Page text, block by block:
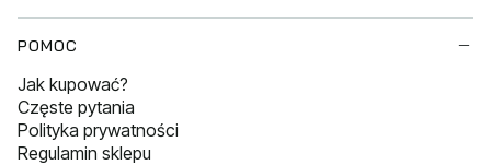
POMOC
Jak kupować?
Częste pytania
Polityka prywatności
Regulamin sklepu